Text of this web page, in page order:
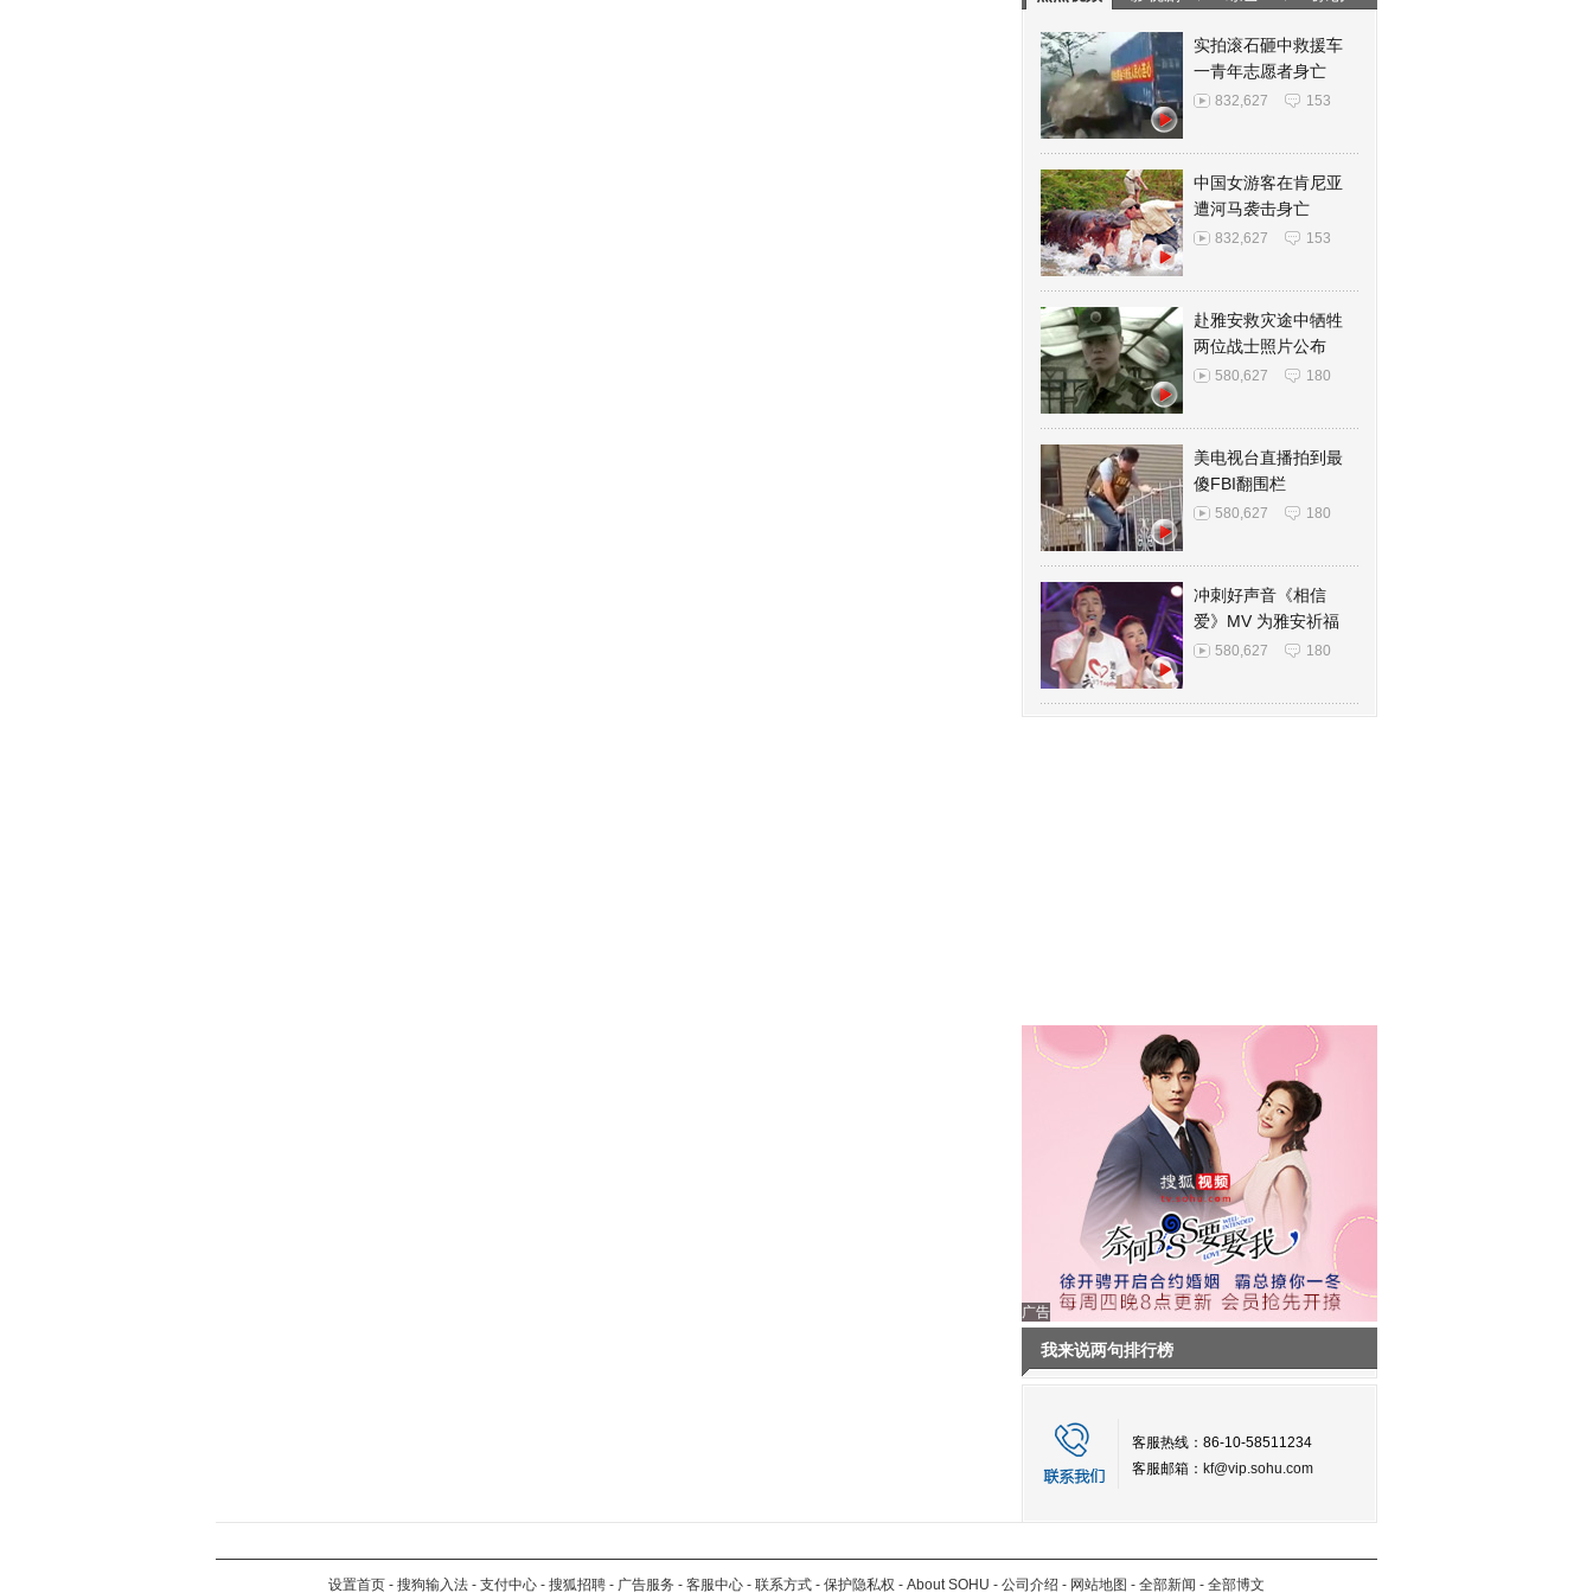
实拍滚石砸中救援车
一青年志愿者身亡
832,627 153
中国女游客在肯尼亚
遭河马袭击身亡
832,627 153
赴雅安救灾途中牺牲
两位战士照片公布
580,627 180
美电视台直播拍到最
傻FBI翻围栏
580,627 180
冲刺好声音《相信
爱》MV 为雅安祈福
580,627 180
广告
我来说两句排行榜
客服热线：86-10-58511234
客服邮箱： kf@vip.sohu.com
设置首页 - 搜狗输入法 - 支付中心 - 搜狐招聘 - 广告服务 - 客服中心 - 联系方式 - 保护隐私权 - About SOHU - 公司介绍 - 网站地图 - 全部新闻 - 全部博文